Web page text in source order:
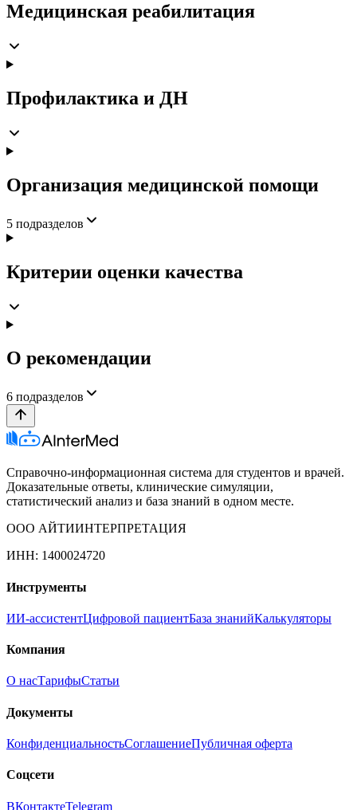
Медицинская реабилитация
Профилактика и ДН
Организация медицинской помощи
5 подразделов
Критерии оценки качества
О рекомендации
6 подразделов
Справочно-информационная система для студентов и врачей.
Доказательные ответы, клинические симуляции,
статистический анализ и база знаний в одном месте.
ООО АЙТИИНТЕРПРЕТАЦИЯ
ИНН: 1400024720
Инструменты
ИИ-ассистентЦифровой пациентБаза знанийКалькуляторы
Компания
О насТарифыСтатьи
Документы
КонфиденциальностьСоглашениеПубличная оферта
Соцсети
ВКонтактеTelegram